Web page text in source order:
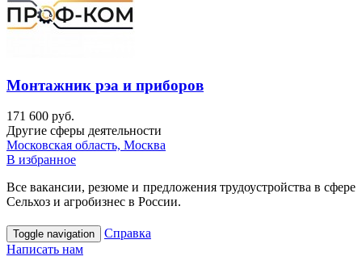
Монтажник рэа и приборов
171 600 руб.
Другие сферы деятельности
Московская область, Москва
В избранное
Все вакансии, резюме и предложения трудоустройства в сфере
Сельхоз и агробизнес в России.
Toggle navigation
Справка
Написать нам